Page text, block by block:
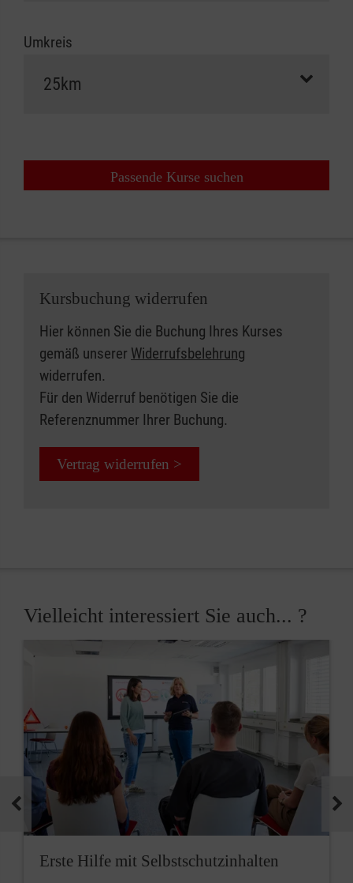
Umkreis
Passende Kurse suchen
Kursbuchung widerrufen
Hier können Sie die Buchung Ihres Kurses
gemäß unserer Widerrufsbelehrung
widerrufen.
Für den Widerruf benötigen Sie die
Referenznummer Ihrer Buchung.
Vertrag widerrufen >
Vielleicht interessiert Sie auch... ?
Erste Hilfe mit Selbstschutzinhalten